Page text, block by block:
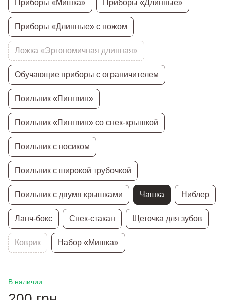
Приборы «Мишка» Приборы «Длинные»
Приборы «Длинные» с ножом
Ложка «Эргономичная длинная»
Обучающие приборы с ограничителем
Поильник «Пингвин»
Поильник «Пингвин» со снек-крышкой
Поильник с носиком
Поильник с широкой трубочкой
Поильник с двумя крышками Чашка Ниблер
Ланч-бокс Снек-стакан Щеточка для зубов
Коврик Набор «Мишка»
В наличии